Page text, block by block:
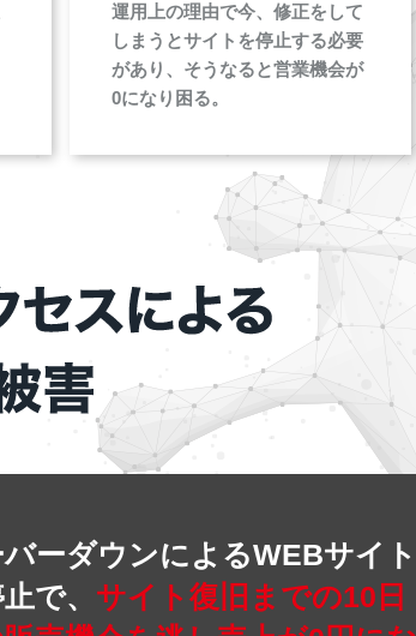
運用上の理由で今、修正をして
しまうとサイトを停止する必要
があり、そうなると営業機会が
0になり困る。
ーダウンによるWEBサイト
で、 サイト復旧までの10日